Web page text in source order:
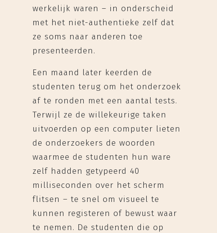
werkelijk waren – in onderscheid
met het niet-authentieke zelf dat
ze soms naar anderen toe
presenteerden.
Een maand later keerden de
studenten terug om het onderzoek
af te ronden met een aantal tests.
Terwijl ze de willekeurige taken
uitvoerden op een computer lieten
de onderzoekers de woorden
waarmee de studenten hun ware
zelf hadden getypeerd 40
milliseconden over het scherm
flitsen – te snel om visueel te
kunnen registeren of bewust waar
te nemen. De studenten die op